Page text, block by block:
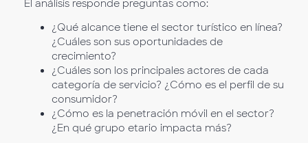
El análisis responde preguntas como:
¿Qué alcance tiene el sector turístico en línea?
¿Cuáles son sus oportunidades de
crecimiento?
¿Cuáles son los principales actores de cada
categoría de servicio? ¿Cómo es el perfil de su
consumidor?
¿Cómo es la penetración móvil en el sector?
¿En qué grupo etario impacta más?